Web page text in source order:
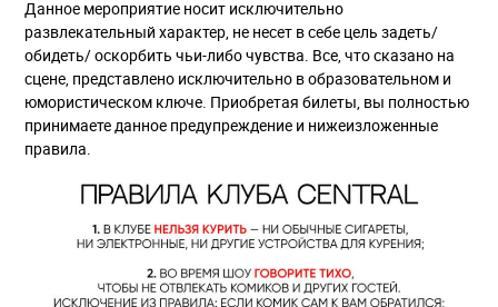
Данное мероприятие носит исключительно
развлекательный характер, не несет в себе цель задеть/
обидеть/ оскорбить чьи-либо чувства. Все, что сказано на
сцене, представлено исключительно в образовательном и
юмористическом ключе. Приобретая билеты, вы полностью
принимаете данное предупреждение и нижеизложенные
правила.